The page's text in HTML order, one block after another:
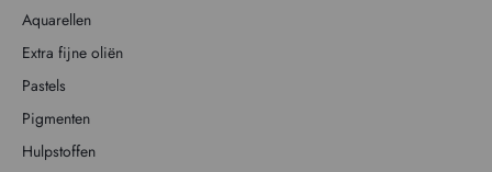
Aquarellen
Extra fijne oliën
Pastels
Pigmenten
Hulpstoffen